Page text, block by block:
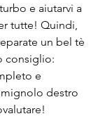
e aiutarvi a
tutte! Quindi,
un bel tè
consiglio:
e
destro